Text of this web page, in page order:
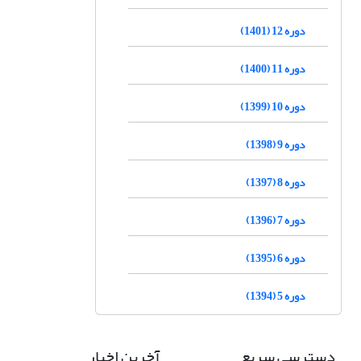
دوره 12 (1401)
دوره 11 (1400)
دوره 10 (1399)
دوره 9 (1398)
دوره 8 (1397)
دوره 7 (1396)
دوره 6 (1395)
دوره 5 (1394)